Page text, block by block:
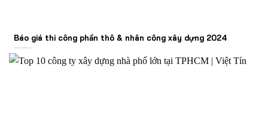
Báo giá thi công phần thô & nhân công xây dựng 2024